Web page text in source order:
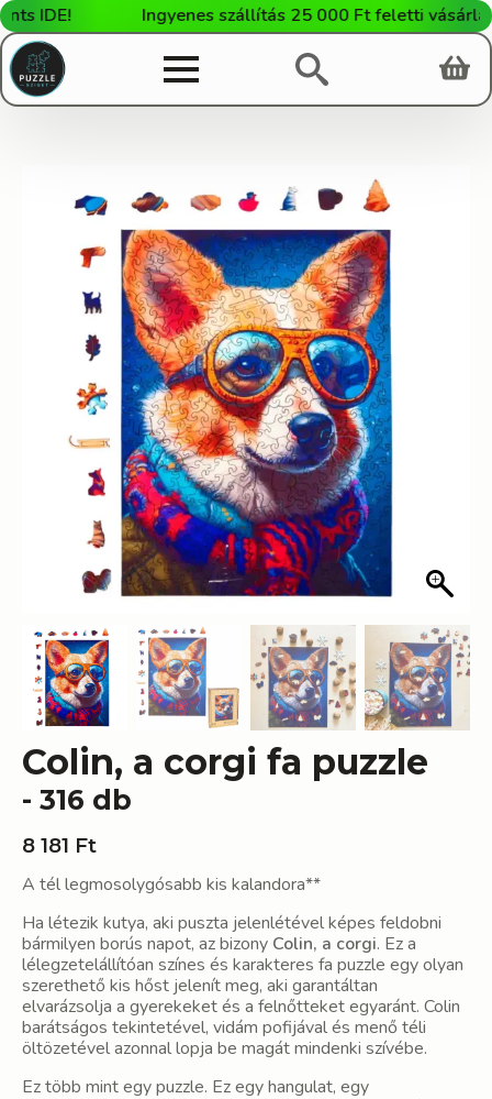
Ingyenes szállítás 25 000 Ft feletti vásárlás
Colin, a corgi fa puzzle
- 316 db
8 181 Ft
A tél legmosolygósabb kis kalandora**
Ha létezik kutya, aki puszta jelenlétével képes feldobni
bármilyen borús napot, az bizony Colin, a corgi. Ez a
lélegzetelállítóan színes és karakteres fa puzzle egy olyan
szerethető kis hőst jelenít meg, aki garantáltan
elvarázsolja a gyerekeket és a felnőtteket egyaránt. Colin
barátságos tekintetével, vidám pofijával és menő téli
öltözetével azonnal lopja be magát mindenki szívébe.
Ez több mint egy puzzle. Ez egy hangulat, egy